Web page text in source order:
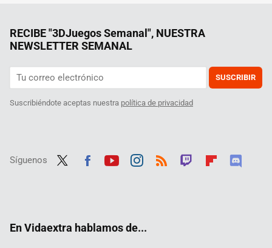
RECIBE "3DJuegos Semanal", NUESTRA
NEWSLETTER SEMANAL
SUSCRIBIR
Suscribiéndote aceptas nuestra política de privacidad
Síguenos
En Vidaextra hablamos de...